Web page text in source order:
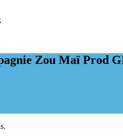
Zou Maï Prod